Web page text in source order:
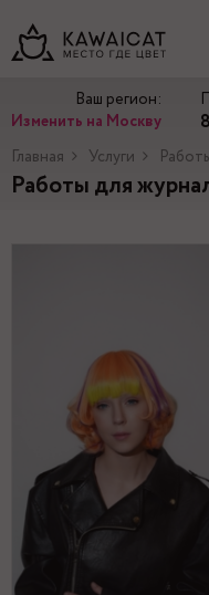
Ваш регион:
Изменить на Москву
Главная Услуги
Работы для